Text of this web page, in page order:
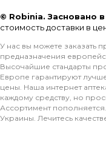
© Robinia. Засновано в
стоимость доставки в
У нас вы можете заказать
предназначения
Высочайшие стандарты
Европе гарантируют
цены. Наша интернет
каждому средству, но
Ассортимент
Украины. Лечитесь